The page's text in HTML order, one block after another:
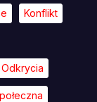
Konflikt
Odkrycia